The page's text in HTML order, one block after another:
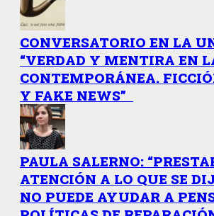
CONVERSATORIO EN LA
“VERDAD Y MENTIRA EN
CONTEMPORÁNEA.
Y FAKE NEWS”
PAULA SALERNO:
ATENCIÓN A LO QUE SE
NO PUEDE AYUDAR A